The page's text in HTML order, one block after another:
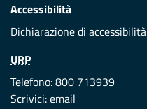
Accessibilità
Dichiarazione di accessibilità
URP
Telefono: 800 713939
Scrivici:email